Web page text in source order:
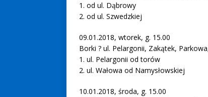
1. od ul. Dąbrowy
2. od ul. Szwedzkiej
09.01.2018, wtorek, g. 15.00
Borki ? ul. Pelargonii, Zakątek,
1. ul. Pelargonii od torów
2. ul. Wałowa od Namysłowskiej
10.01.2018, środa, g. 15.00